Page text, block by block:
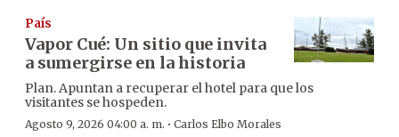
País
Vapor Cué: Un sitio que invita
a sumergirse en la historia
Plan. Apuntan a recuperar el hotel para que los
visitantes se hospeden.
Agosto 9, 2026 04:00 a. m. · Carlos Elbo Morales